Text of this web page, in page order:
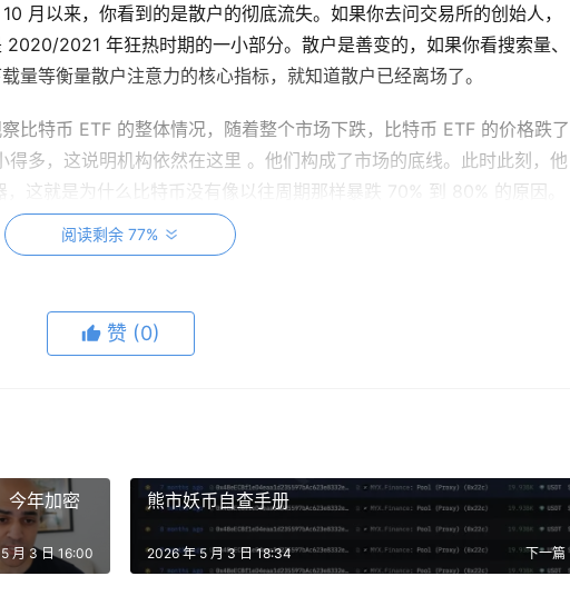
月以来，你看到的是散户的彻底流失。如果你去问交易所的创始人，
2021 年狂热时期的一小部分。散户是善变的，如果你看搜索量、
量等衡量散户注意力的核心指标，就知道散户已经离场了。
比特币 ETF 的整体情况，随着整个市场下跌，比特币 ETF 的价格跌了
多，这说明机构依然在这里 。他们构成了市场的底线。此时此刻，他
这就是为什么比特币没有像以往周期那样暴跌 70% 到 80% 的原因。
这个领域不会消亡，但散户确实走了。
已经走了。现在，为了理解市场，你需要回答两个问题：
直到有某种积极的推动力把它拉回来。
了黄金，他们去炒 AI 股票、去炒石油了。他们去追逐那些目前波动性比
还大。加密货币不再是目前“电视上最刺激的节目”了。加密货币之所以
阅读剩余 77%
赞 (0)
今年加密
月 3 日 16:00
熊市妖币自查手册
下一篇
2026 年 5 月 3 日 18:34